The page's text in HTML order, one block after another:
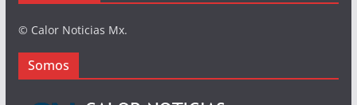
© Calor Noticias Mx.
Somos